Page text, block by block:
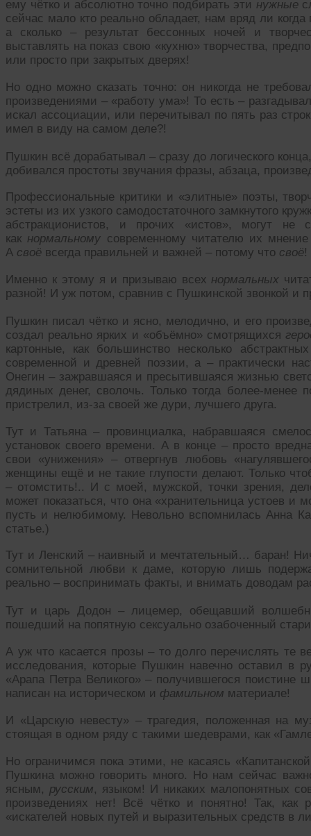
ему чётко и абсолютно точно подбирать эти нужные
сейчас мало кто реально обладает, нам вряд ли
а сколько – результат бессонных ночей и
выставлять на показ свою «кухню» творчества,
или просто при закрытых дверях!
Но одно можно сказать точно: он никогда не
произведениями – «работу ума»! То есть –
искал ассоциации, или перечитывал по пять раз
имел в виду на самом деле?!
Пушкин всё дорабатывал – сразу до логического
добивался простоты звучания фразы, абзаца,
Профессиональные критики и «элитные» поэты,
эстеты из их узкого самодостаточного замкнутого
абстракционистов, и прочих «истов», могут
как нормальному современному читателю их
А своё всегда правильней и важней – потому что своё!
Именно к этому я и призываю всех нормальных
разной! И уж потом, сравнив с Пушкинской звонкой и
Пушкин писал чётко и ясно, мелодично, и его
создал реально ярких и «объёмно» смотрящихся
картонные, как большинство несколько
современной и древней поэзии, а – практически
Онегин – зажравшаяся и пресытившаяся жизнью
дядиных денег, сволочь. Только тогда более-менее
пристрелил, из-за своей же дури, лучшего друга.
Тут и Татьяна – провинциалка, набравшаяся
установок своего времени. А в конце – просто
свои «унижения» – отвергнув любовь
женщины ещё и не такие глупости делают. Только
– отомстить!.. И с моей, мужской, точки зрения,
может показаться, что она «хранительница устоев
пусть и нелюбимому. Невольно вспомнилась Анна
статье.)
Тут и Ленский – наивный и мечтательный… баран!
сомнительной любви к даме, которую лишь
реально – воспринимать факты, и внимать доводам
Тут и царь Додон – лицемер, обещавший
пошедший на попятную сексуально озабоченный
А уж что касается прозы – то долго перечислять те
исследования, которые Пушкин навечно оставил в
«Арапа Петра Великого» – получившегося поистине
написан на историческом и фамильном материале!
И «Царскую невесту» – трагедия, положенная на
стоящая в одном ряду с такими шедеврами, как
Но ограничимся пока этими, не касаясь
Пушкина можно говорить много. Но нам сейчас
ясным, русским, языком! И никаких малопонятных
произведениях нет! Всё чётко и понятно! Так, как
«искателей новых путей и выразительных средств в